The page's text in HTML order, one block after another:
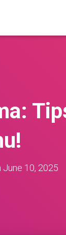
June 10, 2025